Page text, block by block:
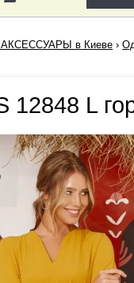
в Киеве ›
12848 L